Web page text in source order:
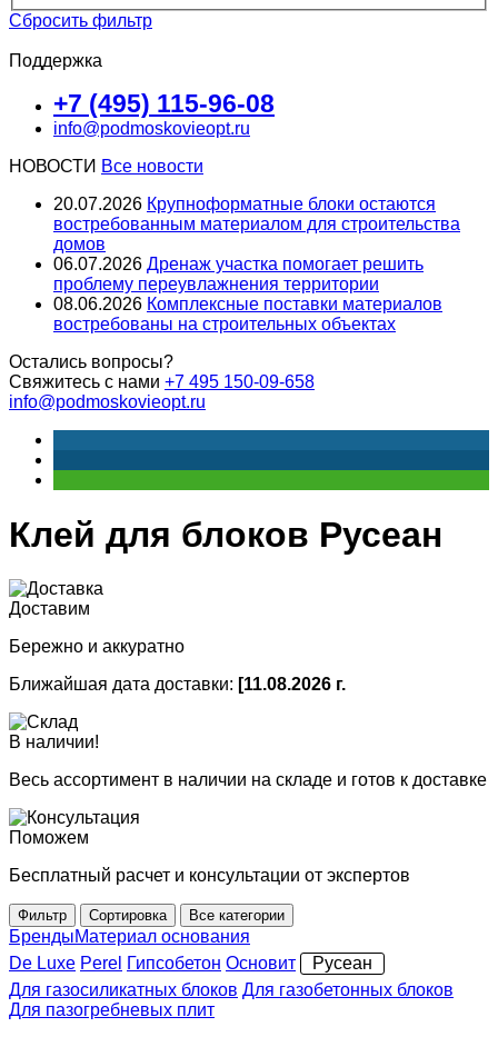
Сбросить фильтр
Поддержка
+7 (495) 115-96-08
info@podmoskovieopt.ru
НОВОСТИ Все новости
20.07.2026 Крупноформатные блоки остаются
востребованным материалом для строительства
домов
06.07.2026 Дренаж участка помогает решить
проблему переувлажнения территории
08.06.2026 Комплексные поставки материалов
востребованы на строительных объектах
Остались вопросы?
Свяжитесь с нами +7 495 150-09-658
info@podmoskovieopt.ru
Клей для блоков Русеан
Доставим
Бережно и аккуратно
Ближайшая дата доставки: [11.08.2026 г.
В наличии!
Весь ассортимент в наличии на складе и готов к доставке
Поможем
Бесплатный расчет и консультации от экспертов
Фильтр Сортировка Все категории
БрендыМатериал основания
De Luxe Perel Гипсобетон Основит
Русеан
Для газосиликатных блоков Для газобетонных блоков
Для пазогребневых плит